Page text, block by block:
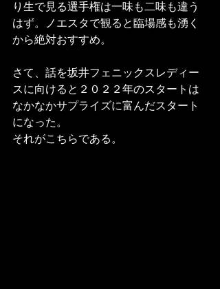
り生で見る選手権は一味も二味も違う
はず。ノエスタで観ると臨場感も湧く
から絶対おすすめ。
さて、話を坂井フェニックスレディー
スに向けると２０２２年のスタートは
なかなかサプライズに富んだスタート
になった。
それがこちらである。